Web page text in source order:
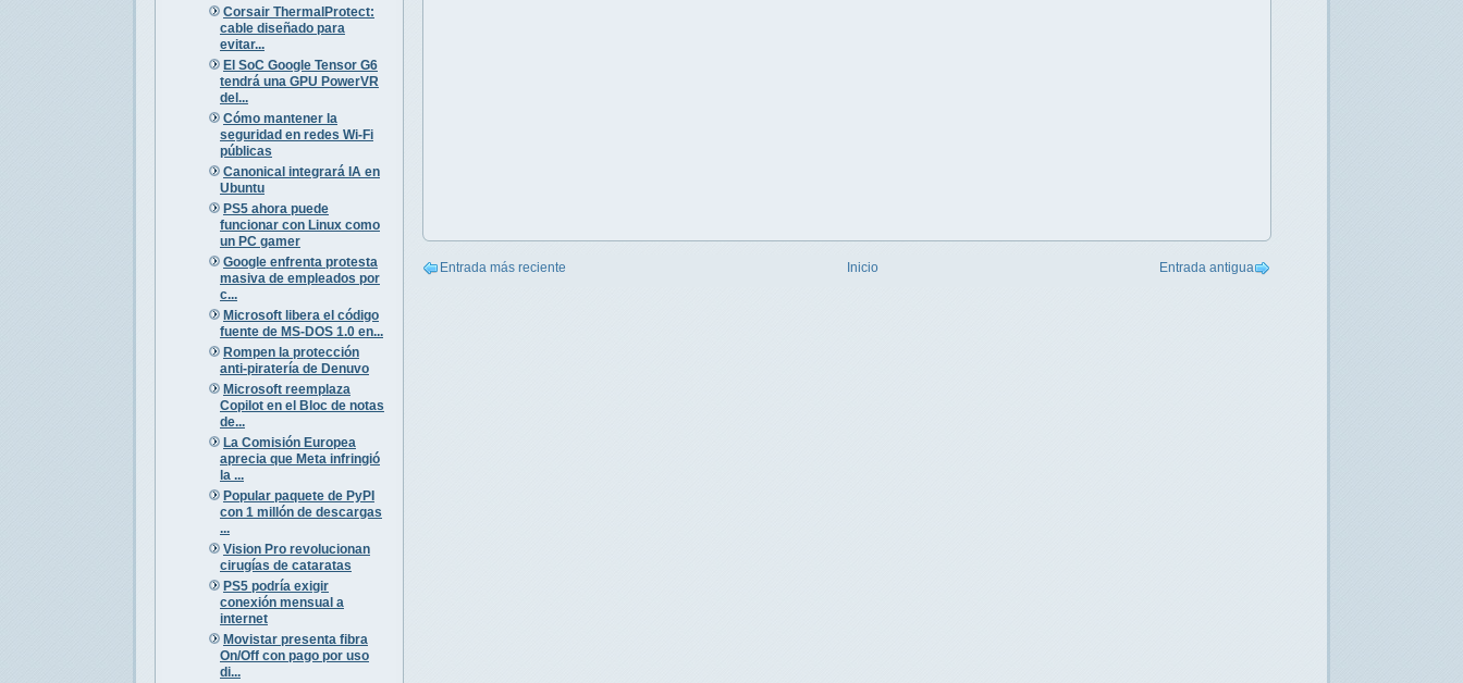
Corsair ThermalProtect:
cable diseñado para
evitar...
El SoC Google Tensor G6
tendrá una GPU PowerVR
del...
Cómo mantener la
seguridad en redes Wi-Fi
públicas
Canonical integrará IA en
Ubuntu
PS5 ahora puede
funcionar con Linux como
un PC gamer
Google enfrenta protesta
masiva de empleados por
c...
Microsoft libera el código
fuente de MS-DOS 1.0 en...
Rompen la protección
anti-piratería de Denuvo
Microsoft reemplaza
Copilot en el Bloc de notas
de...
La Comisión Europea
aprecia que Meta infringió
la ...
Popular paquete de PyPI
con 1 millón de descargas
...
Vision Pro revolucionan
cirugías de cataratas
PS5 podría exigir
conexión mensual a
internet
Movistar presenta fibra
On/Off con pago por uso
di...
Entrada más reciente Entrada antigua
Inicio